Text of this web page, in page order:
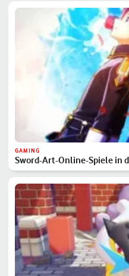
GAMING
Sword-Art-Online-Spiele in